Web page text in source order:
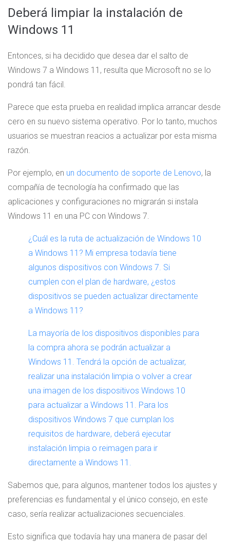
Deberá limpiar la instalación de
Windows 11
Entonces, si ha decidido que desea dar el salto de
Windows 7 a Windows 11, resulta que Microsoft no se lo
pondrá tan fácil.
Parece que esta prueba en realidad implica arrancar desde
cero en su nuevo sistema operativo. Por lo tanto, muchos
usuarios se muestran reacios a actualizar por esta misma
razón.
Por ejemplo, en un documento de soporte de Lenovo, la
compañía de tecnología ha confirmado que las
aplicaciones y configuraciones no migrarán si instala
Windows 11 en una PC con Windows 7.
¿Cuál es la ruta de actualización de Windows 10
a Windows 11? Mi empresa todavía tiene
algunos dispositivos con Windows 7. Si
cumplen con el plan de hardware, ¿estos
dispositivos se pueden actualizar directamente
a Windows 11?
La mayoría de los dispositivos disponibles para
la compra ahora se podrán actualizar a
Windows 11. Tendrá la opción de actualizar,
realizar una instalación limpia o volver a crear
una imagen de los dispositivos Windows 10
para actualizar a Windows 11. Para los
dispositivos Windows 7 que cumplan los
requisitos de hardware, deberá ejecutar
instalación limpia o reimagen para ir
directamente a Windows 11.
Sabemos que, para algunos, mantener todos los ajustes y
preferencias es fundamental y el único consejo, en este
caso, sería realizar actualizaciones secuenciales.
Esto significa que todavía hay una manera de pasar del